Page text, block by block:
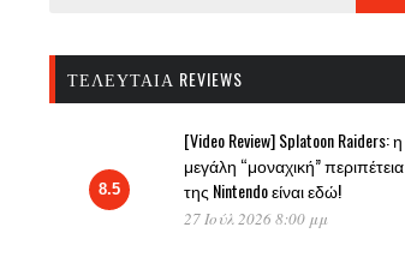
ΤΕΛΕΥΤΑΊΑ REVIEWS
8.5
[Video Review] Splatoon Raiders: η
μεγάλη “μοναχική” περιπέτεια
της Nintendo είναι εδώ!
27 Ιούλ 2026 8:00 μμ